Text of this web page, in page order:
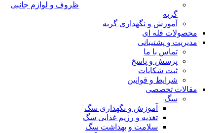
ظروف و لوازم جانبی
گربه
آموزش و نگهداری گربه
محصولات فله ای
مدیریت و پشتیبانی
تماس با ما
پرسش و پاسخ
ثبت شکایات
شرایط و قوانین
مقالات تخصصی
سگ
آموزش و نگهداری سگ
تغذیه و رژیم غذایی سگ
سلامت و بهداشت سگ